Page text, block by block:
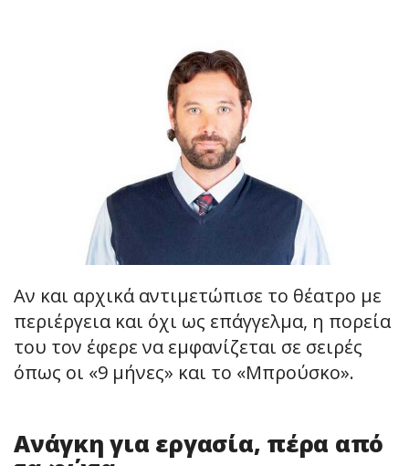
Αν και αρχικά αντιμετώπισε το θέατρο με
περιέργεια και όχι ως επάγγελμα, η πορεία
του τον έφερε να εμφανίζεται σε σειρές
όπως οι «9 μήνες» και το «Μπρούσκο».
Ανάγκη για εργασία, πέρα από